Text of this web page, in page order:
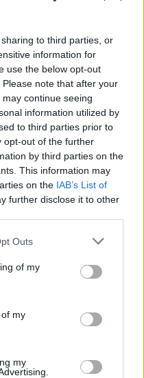
to third parties, or
information for
use the below opt-out
note that after your
continue seeing
information utilized by
to third parties prior to
opt-out of the further
by third parties on the
This information may
on the IAB’s List of
further disclose it to other
Outs
of my
my
my
ειδικότητες
16:19
2026” με τον
και το συγκρότημά
14:03
ΔΉΜΟΣ ΚΙΣΆΜΟΥ
γλέντι με τον
και το συγκρότημά
Κλινικές πάνω
13:10
Πόλη της Κρήτης
της χώρας με